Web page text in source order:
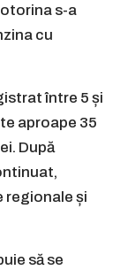
s-a
cu
între 5 și
aproape 35
După
regionale și
să se